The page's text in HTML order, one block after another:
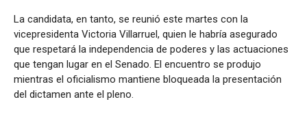
La candidata, en tanto, se reunió este martes con la
vicepresidenta Victoria Villarruel, quien le habría asegurado
que respetará la independencia de poderes y las actuaciones
que tengan lugar en el Senado. El encuentro se produjo
mientras el oficialismo mantiene bloqueada la presentación
del dictamen ante el pleno.